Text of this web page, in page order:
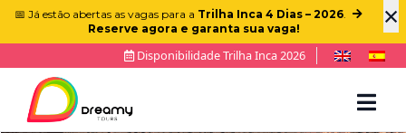
×
📅 Já estão abertas as vagas para a Trilha Inca 4 Dias – 2026.
Reserve agora e garanta sua vaga!
Disponibilidade Trilha Inca 2026